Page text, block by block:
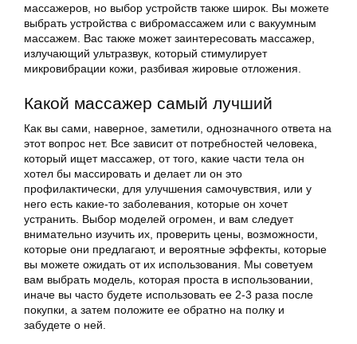
массажеров, но выбор устройств также широк. Вы можете
выбрать устройства с вибромассажем или с вакуумным
массажем. Вас также может заинтересовать массажер,
излучающий ультразвук, который стимулирует
микровибрации кожи, разбивая жировые отложения.
Какой массажер самый лучший
Как вы сами, наверное, заметили, однозначного ответа на
этот вопрос нет. Все зависит от потребностей человека,
который ищет массажер, от того, какие части тела он
хотел бы массировать и делает ли он это
профилактически, для улучшения самочувствия, или у
него есть какие-то заболевания, которые он хочет
устранить. Выбор моделей огромен, и вам следует
внимательно изучить их, проверить цены, возможности,
которые они предлагают, и вероятные эффекты, которые
вы можете ожидать от их использования. Мы советуем
вам выбрать модель, которая проста в использовании,
иначе вы часто будете использовать ее 2-3 раза после
покупки, а затем положите ее обратно на полку и
забудете о ней.